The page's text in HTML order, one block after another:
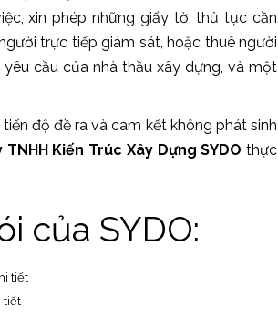
xin phép những giấy tờ, thủ tục cần
trực tiếp giám sát, hoặc thuê người
cầu của nhà thầu xây dựng, và một
độ đề ra và cam kết không phát sinh
Kiến Trúc Xây Dựng SYDO thực
của SYDO:
tiết